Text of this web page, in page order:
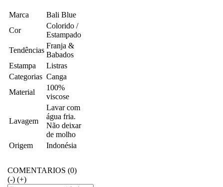
Marca
Bali Blue
Cor
Colorido /
Estampado
Tendências
Franja &
Babados
Estampa
Listras
Categorias Canga
Material
100%
viscose
Lavagem
Lavar com
água fria.
Não deixar
de molho
Origem
Indonésia
COMENTARIOS (0)
(-) (+)